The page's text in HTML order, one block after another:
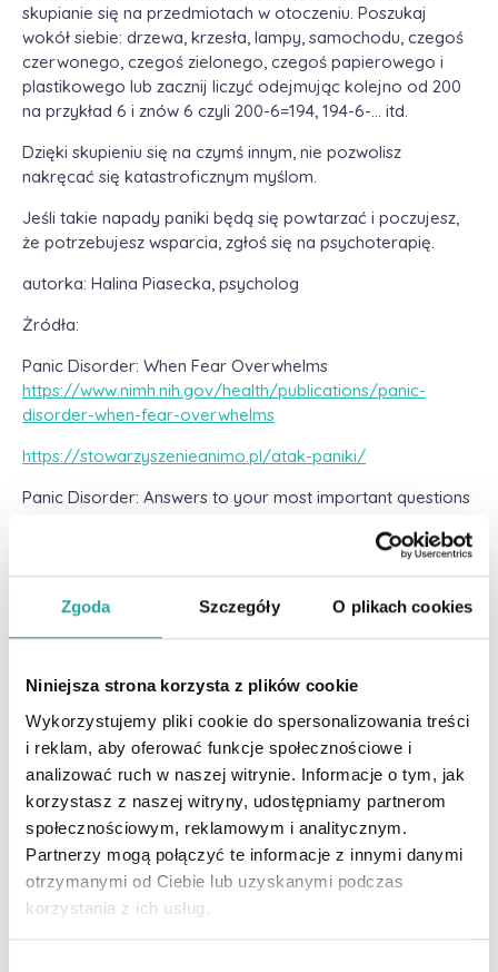
Zgoda Szczegóły O plikach cookies
Niniejsza strona korzysta z plików cookie
Wykorzystujemy pliki cookie do spersonalizowania treści
i reklam, aby oferować funkcje społecznościowe i
analizować ruch w naszej witrynie. Informacje o tym, jak
korzystasz z naszej witryny, udostępniamy partnerom
społecznościowym, reklamowym i analitycznym.
Partnerzy mogą połączyć te informacje z innymi danymi
otrzymanymi od Ciebie lub uzyskanymi podczas
korzystania z ich usług.
skupianie się na przedmiotach w otoczeniu. Poszukaj
wokół siebie: drzewa, krzesła, lampy, samochodu, czegoś
czerwonego, czegoś zielonego, czegoś papierowego i
plastikowego lub zacznij liczyć odejmując kolejno od 200
na przykład 6 i znów 6 czyli 200-6=194, 194-6-… itd.
Dzięki skupieniu się na czymś innym, nie pozwolisz
nakręcać się katastroficznym myślom.
Jeśli takie napady paniki będą się powtarzać i poczujesz,
że potrzebujesz wsparcia, zgłoś się na psychoterapię.
autorka: Halina Piasecka, psycholog
Żródła:
Panic Disorder: When Fear Overwhelms
https://www.nimh.nih.gov/health/publications/panic-
disorder-when-fear-overwhelms
https://stowarzyszenieanimo.pl/atak-paniki/
Panic Disorder: Answers to your most important questions
https://www.apa.org/topics/anxiety/panic-disorder
Atak paniki- objawy. Jak się uspokoić i co robić w chwili
ataku paniki?
https://totylkostrach.pl/atak-paniki--co-robic-6-
What are anxiety and depression
https://adaa.org/understanding-anxiety/panic-disorder-
agoraphobia/symptoms
4-7-8 Breathing: How itd works, How to do it and more
https://www.forbes.com/health/mind/4-7-8-breathing/
J.Bemis, A.Barrada Oswoić Lęk. Jak radzić sobie z
niepokojem i napadami paniki? GWP